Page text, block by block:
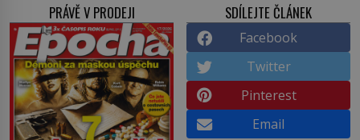
PRÁVĚ V PRODEJI SDÍLEJTE ČLÁNEK
Facebook
Twitter
Pinterest
Email